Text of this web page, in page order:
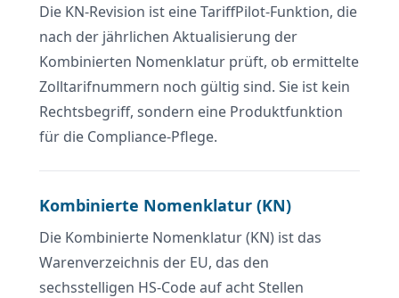
Die KN-Revision ist eine TariffPilot-Funktion, die
nach der jährlichen Aktualisierung der
Kombinierten Nomenklatur prüft, ob ermittelte
Zolltarifnummern noch gültig sind. Sie ist kein
Rechtsbegriff, sondern eine Produktfunktion
für die Compliance-Pflege.
Kombinierte Nomenklatur (KN)
Die Kombinierte Nomenklatur (KN) ist das
Warenverzeichnis der EU, das den
sechsstelligen HS-Code auf acht Stellen